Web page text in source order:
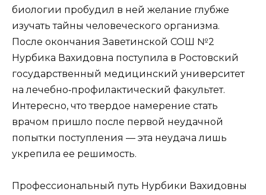
биологии пробудил в ней желание глубже
изучать тайны человеческого организма.
После окончания Заветинской СОШ №2
Нурбика Вахидовна поступила в Ростовский
государственный медицинский университет
на лечебно‑профилактический факультет.
Интересно, что твердое намерение стать
врачом пришло после первой неудачной
попытки поступления — эта неудача лишь
укрепила ее решимость.
Профессиональный путь Нурбики Вахидовны